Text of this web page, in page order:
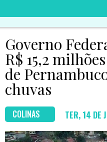
Governo
R$ 15,2
de
chuvas
COLINAS TER, 14 DE